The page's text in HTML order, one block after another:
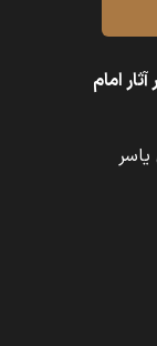
امام